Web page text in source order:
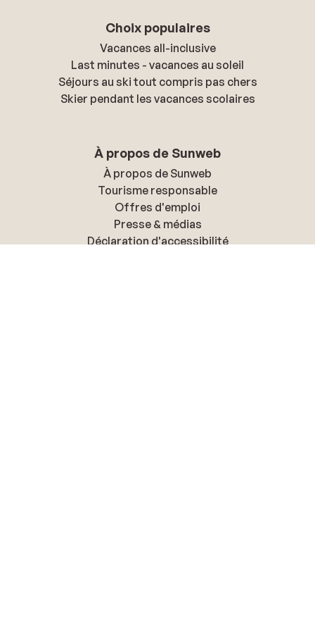
Choix populaires
Vacances all-inclusive
Last minutes - vacances au soleil
Séjours au ski tout compris pas chers
Skier pendant les vacances scolaires
À propos de Sunweb
À propos de Sunweb
Tourisme responsable
Offres d'emploi
Presse & médias
Déclaration d'accessibilité